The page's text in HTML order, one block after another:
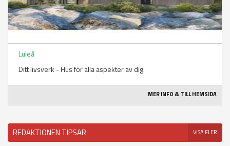
Luleå
Ditt livsverk - Hus för alla aspekter av dig.
MER INFO & TILL HEMSIDA
REDAKTIONEN TIPSAR VISA FLER